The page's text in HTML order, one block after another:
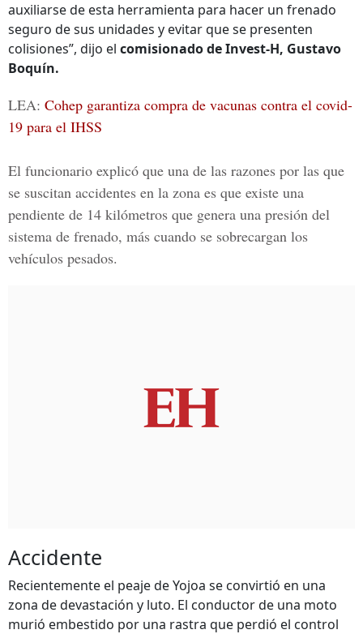
auxiliarse de esta herramienta para hacer un frenado
seguro de sus unidades y evitar que se presenten
colisiones”, dijo el comisionado de Invest-H, Gustavo
Boquín.
LEA: Cohep garantiza compra de vacunas contra el covid-
19 para el IHSS
El funcionario explicó que una de las razones por las que
se suscitan accidentes en la zona es que existe una
pendiente de 14 kilómetros que genera una presión del
sistema de frenado, más cuando se sobrecargan los
vehículos pesados.
Accidente
Recientemente el peaje de Yojoa se convirtió en una
zona de devastación y luto. El conductor de una moto
murió embestido por una rastra que perdió el control